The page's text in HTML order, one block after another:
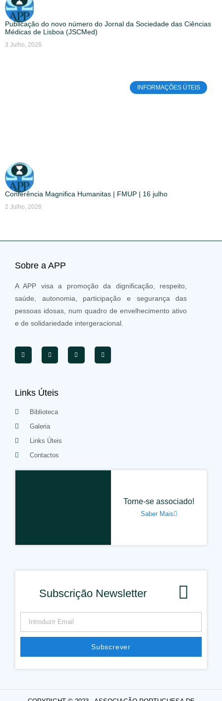
Publicação do novo número do Jornal da Sociedade das Ciências
Médicas de Lisboa (JSCMed)
3 Julho, 2026
INFORMAÇÕES ÚTEIS
Conferência Magnifica Humanitas | FMUP | 16 julho
2 Julho, 2026
Sobre a APP
A APP visa a promoção da dignificação, respeito,
saúde, autonomia, participação e segurança das
pessoas idosas, num quadro de envelhecimento ativo
e de solidariedade intergeracional.
Links Úteis
Biblioteca
Galeria
Links Úteis
Contactos
Torne-se associado!
Saber Mais
Subscrição Newsletter
Subscrever